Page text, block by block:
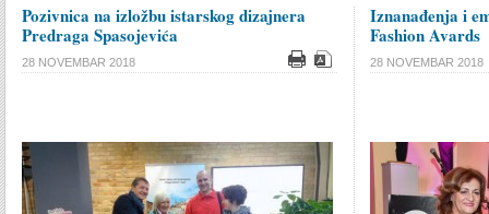
Pozivnica na izložbu istarskog dizajnera
Predraga Spasojevića
28 NOVEMBAR 2018
Iznanađenja i
Fashion Avards
28 NOVEMBAR 2018